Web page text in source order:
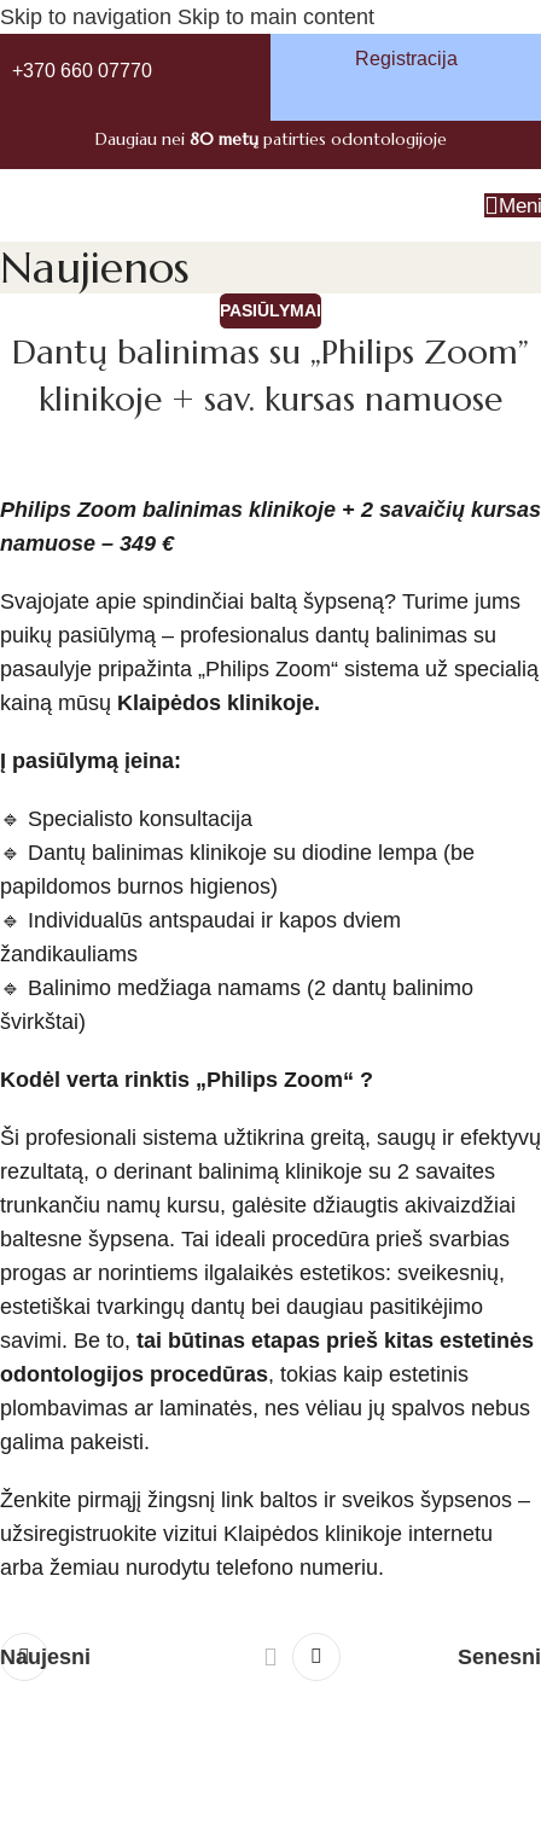
Skip to navigation Skip to main content
+370 660 07770
Registracija
Daugiau nei 80 metųpatirties odontologijoje
Naujienos
PASIŪLYMAI
Dantų balinimas su „Philips Zoom”
klinikoje + sav. kursas namuose
Philips Zoom balinimas klinikoje + 2 savaičių kursas
namuose – 349 €
Svajojate apie spindinčiai baltą šypseną? Turime jums
puikų pasiūlymą – profesionalus dantų balinimas su
pasaulyje pripažinta „Philips Zoom“ sistema už specialią
kainą mūsų Klaipėdos klinikoje.
Į pasiūlymą įeina:
🔹 Specialisto konsultacija
🔹 Dantų balinimas klinikoje su diodine lempa (be
papildomos burnos higienos)
🔹 Individualūs antspaudai ir kapos dviem
žandikauliams
🔹 Balinimo medžiaga namams (2 dantų balinimo
švirkštai)
Kodėl verta rinktis „Philips Zoom“ ?
Ši profesionali sistema užtikrina greitą, saugų ir efektyvų
rezultatą, o derinant balinimą klinikoje su 2 savaites
trunkančiu namų kursu, galėsite džiaugtis akivaizdžiai
baltesne šypsena. Tai ideali procedūra prieš svarbias
progas ar norintiems ilgalaikės estetikos: sveikesnių,
estetiškai tvarkingų dantų bei daugiau pasitikėjimo
savimi. Be to, tai būtinas etapas prieš kitas estetinės
odontologijos procedūras, tokias kaip estetinis
plombavimas ar laminatės, nes vėliau jų spalvos nebus
galima pakeisti.
Ženkite pirmąjį žingsnį link baltos ir sveikos šypsenos –
užsiregistruokite vizitui Klaipėdos klinikoje internetu
arba žemiau nurodytu telefono numeriu.
Naujesni Senesni